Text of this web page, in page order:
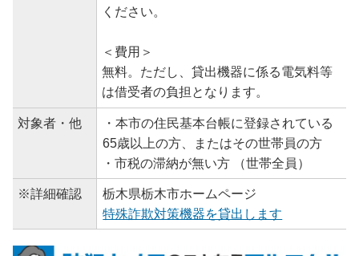
ください。
＜費用＞
無料。ただし、貸出機器に係る電気料等
は借受者の負担となります。
対象者・他
・本市の住民基本台帳に登録されている
65歳以上の方、またはその世帯員の方
・市税の滞納が無い方 （世帯全員）
※詳細確認
栃木県栃木市ホームページ
特殊詐欺対策機器を貸出します